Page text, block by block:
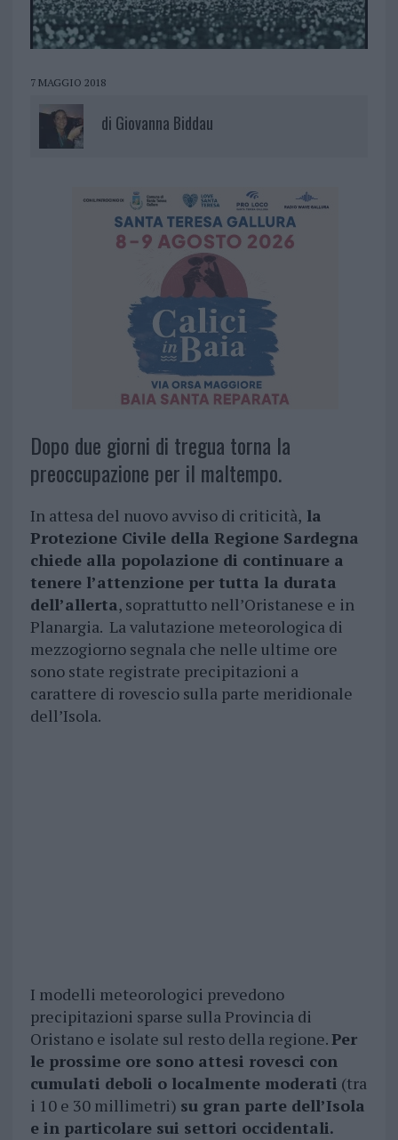
7 MAGGIO 2018
di Giovanna Biddau
Dopo due giorni di tregua torna la
preoccupazione per il maltempo.
In attesa del nuovo avviso di criticità, la
Protezione Civile della Regione Sardegna
chiede alla popolazione di continuare a
tenere l’attenzione per tutta la durata
dell’allerta, soprattutto nell’Oristanese e in
Planargia. La valutazione meteorologica di
mezzogiorno segnala che nelle ultime ore
sono state registrate precipitazioni a
carattere di rovescio sulla parte meridionale
dell’Isola.
I modelli meteorologici prevedono
precipitazioni sparse sulla Provincia di
Oristano e isolate sul resto della regione.Per
le prossime ore sono attesi rovesci con
cumulati deboli o localmente moderati (tra
i 10 e 30 millimetri) su gran parte dell’Isola
e in particolare sui settori occidentali.